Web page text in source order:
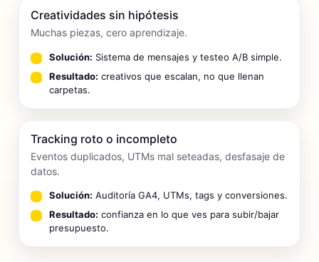
Creatividades sin hipótesis
Muchas piezas, cero aprendizaje.
Solución: Sistema de mensajes y testeo A/B simple.
Resultado: creativos que escalan, no que llenan
carpetas.
Tracking roto o incompleto
Eventos duplicados, UTMs mal seteadas, desfasaje de
datos.
Solución: Auditoría GA4, UTMs, tags y conversiones.
Resultado: confianza en lo que ves para subir/bajar
presupuesto.